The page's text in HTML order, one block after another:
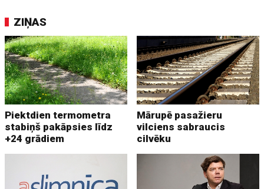
ZIŅAS
Piektdien termometra
stabiņš pakāpsies līdz
+24 grādiem
Mārupē pasažieru
vilciens sabraucis
cilvēku